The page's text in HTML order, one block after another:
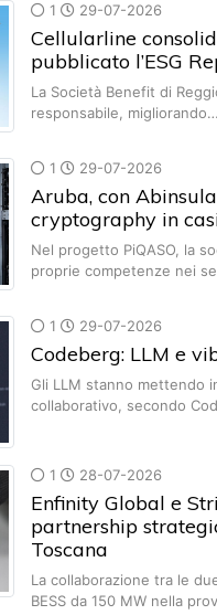
1 29-07-2026
Cellularline
pubblicato l’ESG
La Società Benefit di
responsabile, migliorando…
1 29-07-2026
Aruba, con
cryptography in
Nel progetto PiQASO, la
proprie competenze nei
1 29-07-2026
Codeberg: LLM e
Gli LLM stanno mettendo
collaborativo, secondo
1 28-07-2026
Enfinity Global e
partnership
Toscana
La collaborazione tra le
BESS da 150 MW nella